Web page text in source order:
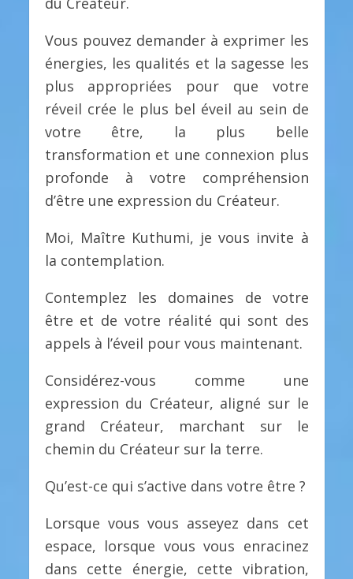
Vous pouvez demander à exprimer les
énergies, les qualités et la sagesse les
plus appropriées pour que votre
réveil crée le plus bel éveil au sein de
votre être, la plus belle
transformation et une connexion plus
profonde à votre compréhension
d’être une expression du Créateur.
Moi, Maître Kuthumi, je vous invite à
la contemplation.
Contemplez les domaines de votre
être et de votre réalité qui sont des
appels à l’éveil pour vous maintenant.
Considérez-vous comme une
expression du Créateur, aligné sur le
grand Créateur, marchant sur le
chemin du Créateur sur la terre.
Qu’est-ce qui s’active dans votre être ?
Lorsque vous vous asseyez dans cet
espace, lorsque vous vous enracinez
dans cette énergie, cette vibration,